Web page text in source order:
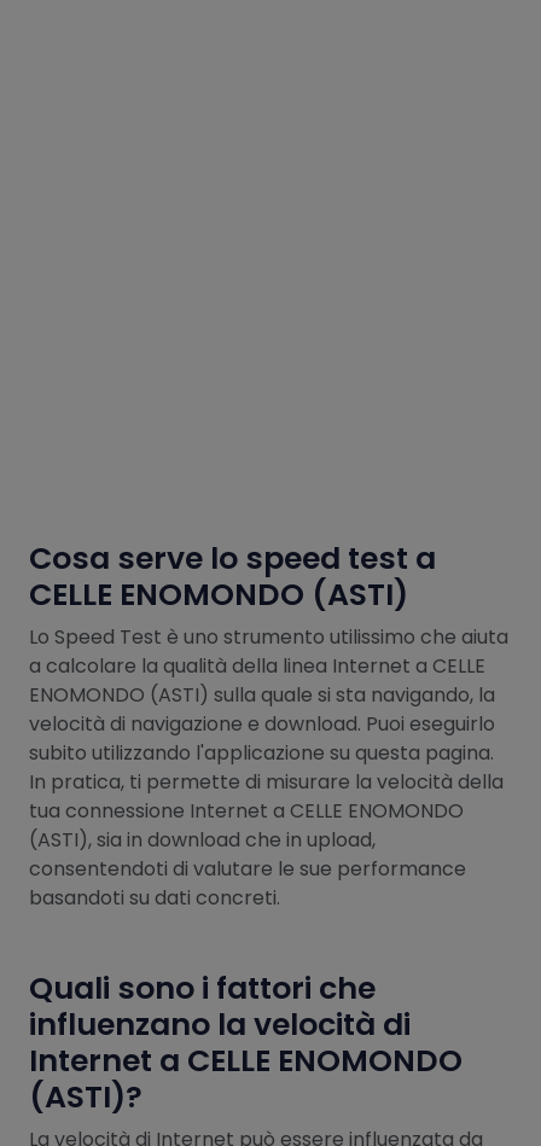
Cosa serve lo speed test a
CELLE ENOMONDO (ASTI)
Lo Speed Test è uno strumento utilissimo che aiuta
a calcolare la qualità della linea Internet a CELLE
ENOMONDO (ASTI) sulla quale si sta navigando, la
velocità di navigazione e download. Puoi eseguirlo
subito utilizzando l'applicazione su questa pagina.
In pratica, ti permette di misurare la velocità della
tua connessione Internet a CELLE ENOMONDO
(ASTI), sia in download che in upload,
consentendoti di valutare le sue performance
basandoti su dati concreti.
Quali sono i fattori che
influenzano la velocità di
Internet a CELLE ENOMONDO
(ASTI)?
La velocità di Internet può essere influenzata da